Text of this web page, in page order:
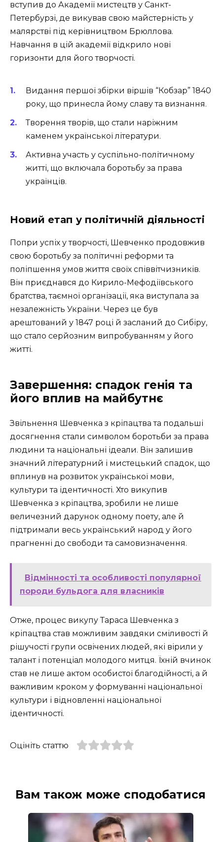
вступив до Академії мистецтв у Санкт-
Петербурзі, де викував свою майстерність у
малярстві під керівництвом Брюллова.
Навчання в цій академії відкрило нові
горизонти для його творчості.
Видання першої збірки віршів “Кобзар” 1840
року, що принесла йому славу та визнання.
Творення творів, що стали наріжним
каменем української літератури.
Активна участь у суспільно-політичному
житті, що включала боротьбу за права
українців.
Новий етап у політичній діяльності
Попри успіх у творчості, Шевченко продовжив
свою боротьбу за політичні реформи та
поліпшення умов життя своїх співвітчизників.
Він приєднався до Кирило-Мефодіївського
братства, таємної організації, яка виступала за
незалежність України. Через це був
арештований у 1847 році й засланий до Сибіру,
що стало серйозним випробуванням у його
житті.
Завершення: спадок генія та
його вплив на майбутнє
Звільнення Шевченка з кріпацтва та подальші
досягнення стали символом боротьби за права
людини та національні ідеали. Він залишив
значний літературний і мистецький спадок, що
вплинув на розвиток української мови,
культури та ідентичності. Хто викупив
Шевченка з кріпацтва, зробили не лише
величезний дарунок одному поету, але й
підтримали весь український народ у його
прагненні до свободи та самовизначення.
Відмінності та особливості популярної
породи бульдога для власників
Отже, процес викупу Тараса Шевченка з
кріпацтва став можливим завдяки сміливості й
рішучості групи освічених людей, які вірили у
талант і потенціал молодого митця. Їхній вчинок
став не лише актом особистої благодійності, а й
важливим кроком у формуванні національної
культури і відновленні національної
ідентичності.
Оцініть статтю
Вам також може сподобатися